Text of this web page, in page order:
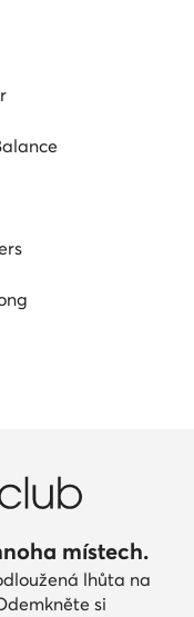
místech.
lhůta na
si